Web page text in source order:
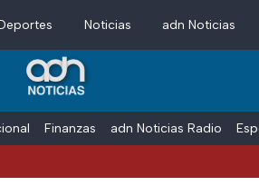
Noticias adn Noticias
Finanzas adn Noticias Radio